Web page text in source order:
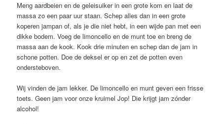
Meng aardbeien en de geleisuiker in een grote kom en laat de
massa zo een paar uur staan. Schep alles dan in een grote
koperen jampan of, als je die niet hebt, in een wijde pan met een
dikke bodem. Voeg de limoncello en de munt toe en breng de
massa aan de kook. Kook drie minuten en schep dan de jam in
schone potten. Doe de deksel er op en zet de potten even
ondersteboven.
Wij vinden de jam lekker. De limoncello en munt geven een frisse
toets. Geen jam voor onze kruimel Jop! Die krijgt jam zónder
alcohol!